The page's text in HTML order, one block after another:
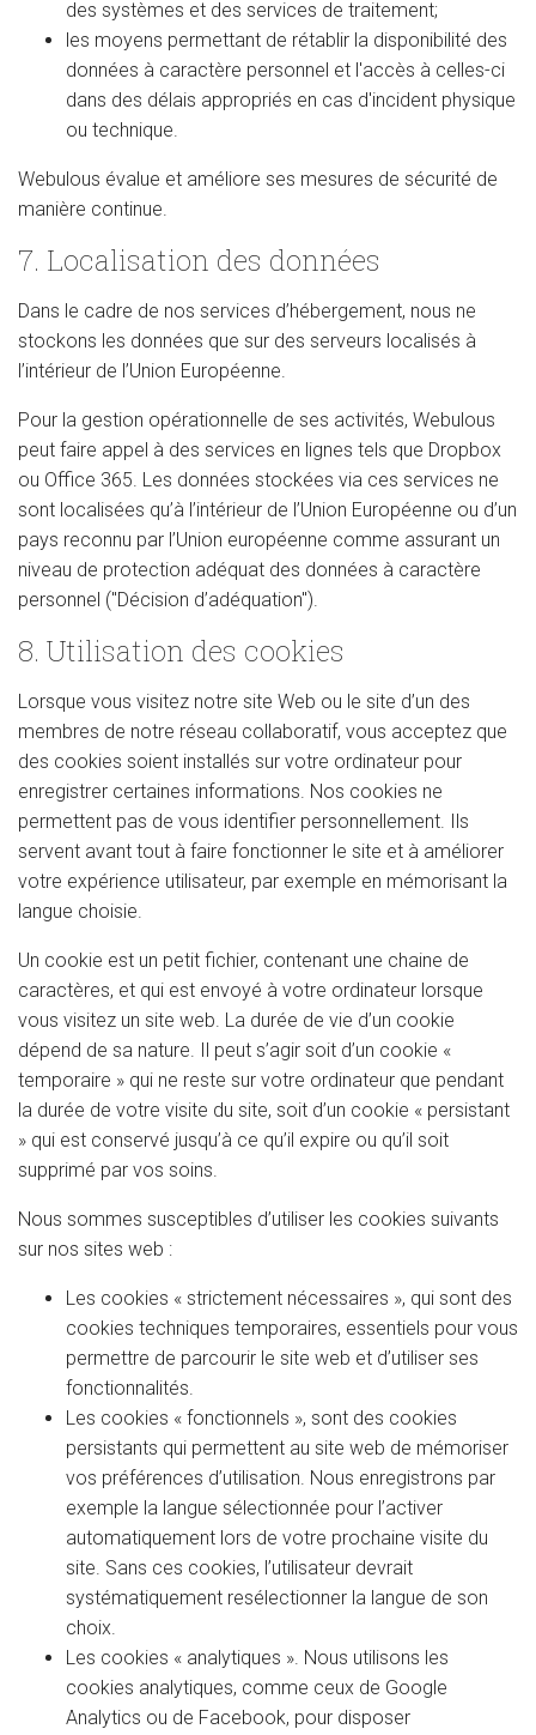
des systèmes et des services de traitement;
les moyens permettant de rétablir la disponibilité des
données à caractère personnel et l'accès à celles-ci
dans des délais appropriés en cas d'incident physique
ou technique.
Webulous évalue et améliore ses mesures de sécurité de
manière continue.
7. Localisation des données
Dans le cadre de nos services d’hébergement, nous ne
stockons les données que sur des serveurs localisés à
l’intérieur de l’Union Européenne.
Pour la gestion opérationnelle de ses activités, Webulous
peut faire appel à des services en lignes tels que Dropbox
ou Office 365. Les données stockées via ces services ne
sont localisées qu’à l’intérieur de l’Union Européenne ou d’un
pays reconnu par l’Union européenne comme assurant un
niveau de protection adéquat des données à caractère
personnel ("Décision d’adéquation").
8. Utilisation des cookies
Lorsque vous visitez notre site Web ou le site d’un des
membres de notre réseau collaboratif, vous acceptez que
des cookies soient installés sur votre ordinateur pour
enregistrer certaines informations. Nos cookies ne
permettent pas de vous identifier personnellement. Ils
servent avant tout à faire fonctionner le site et à améliorer
votre expérience utilisateur, par exemple en mémorisant la
langue choisie.
Un cookie est un petit fichier, contenant une chaine de
caractères, et qui est envoyé à votre ordinateur lorsque
vous visitez un site web. La durée de vie d’un cookie
dépend de sa nature. Il peut s’agir soit d’un cookie «
temporaire » qui ne reste sur votre ordinateur que pendant
la durée de votre visite du site, soit d’un cookie « persistant
» qui est conservé jusqu’à ce qu’il expire ou qu’il soit
supprimé par vos soins.
Nous sommes susceptibles d’utiliser les cookies suivants
sur nos sites web :
Les cookies « strictement nécessaires », qui sont des
cookies techniques temporaires, essentiels pour vous
permettre de parcourir le site web et d’utiliser ses
fonctionnalités.
Les cookies « fonctionnels », sont des cookies
persistants qui permettent au site web de mémoriser
vos préférences d’utilisation. Nous enregistrons par
exemple la langue sélectionnée pour l’activer
automatiquement lors de votre prochaine visite du
site. Sans ces cookies, l’utilisateur devrait
systématiquement resélectionner la langue de son
choix.
Les cookies « analytiques ». Nous utilisons les
cookies analytiques, comme ceux de Google
Analytics ou de Facebook, pour disposer